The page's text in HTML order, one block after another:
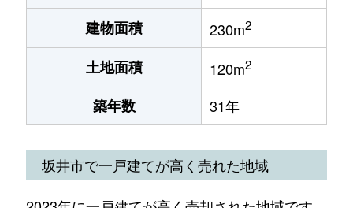
建物面積 230m2
土地面積 120m2
築年数 31年
坂井市で一戸建てが高く売れた地域